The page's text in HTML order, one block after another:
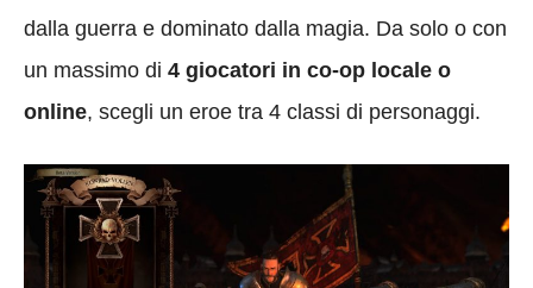
dalla guerra e dominato dalla magia. Da solo o con
un massimo di 4 giocatori in co-op locale o
online, scegli un eroe tra 4 classi di personaggi.